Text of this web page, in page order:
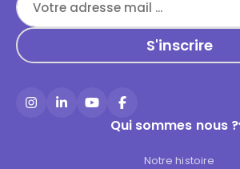
Instagram
LinkedInYouTubeFacebook
Qui sommes nous ?
Notre histoire